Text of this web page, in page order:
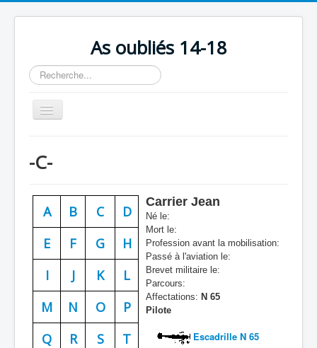
As oubliés 14-18
Rechercher
Basculer
la
Chronologie
Escadrilles
Organisation
Avions
Formation
Doctrines
Batailles
-C-
A B C
D
E
F G
H
I
J K
L
M
N O
P
Q
R S
T
Carrier Jean
Né le:
Mort le:
Profession avant la mobilisation:
Passé à l'aviation le:
Brevet militaire le:
Parcours:
Affectations: N 65
Pilote
Escadrille N 65